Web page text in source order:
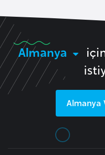
Almanya
Almanya
i
n
B
o